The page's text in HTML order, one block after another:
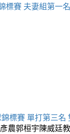
標賽 夫妻組第一名
標賽 單打第三名
農郭桓宇陳威廷